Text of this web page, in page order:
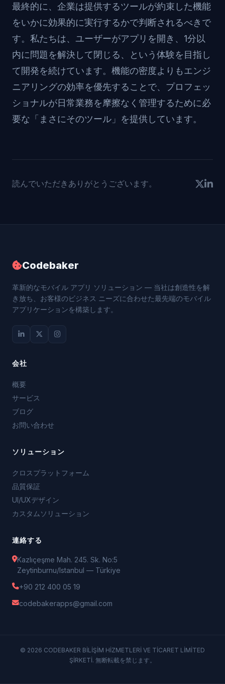
最終的に、企業は提供するツールが約束した機能
をいかに効果的に実行するかで判断されるべきで
す。私たちは、ユーザーがアプリを開き、1分以
内に問題を解決して閉じる、という体験を目指し
て開発を続けています。機能の密度よりもエンジ
ニアリングの効率を優先することで、プロフェッ
ショナルが日常業務を摩擦なく管理するために必
要な「まさにそのツール」を提供しています。
読んでいただきありがとうございます。
Codebaker
革新的なモバイル アプリ ソリューション — 当社は創造性を解
き放ち、お客様のビジネス ニーズに合わせた最先端のモバイル
アプリケーションを構築します。
会社
概要
サービス
ブログ
お問い合わせ
ソリューション
クロスプラットフォーム
品質保証
UI/UXデザイン
カスタムソリューション
連絡する
Kazlıçeşme Mah. 245. Sk. No:5
Zeytinburnu/Istanbul — Türkiye
+90 212 400 05 19
codebakerapps@gmail.com
© 2026 CODEBAKER BİLİŞİM HİZMETLERİ VE TİCARET LİMİTED
ŞİRKETİ. 無断転載を禁じます。